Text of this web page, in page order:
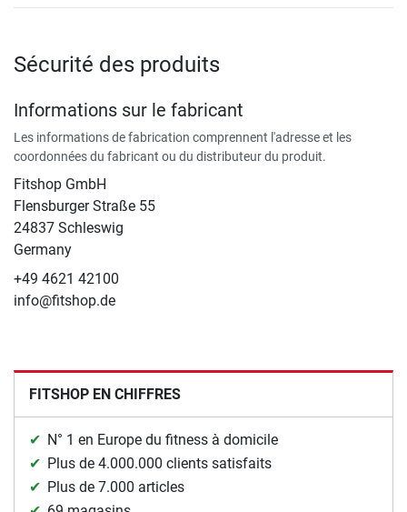
Sécurité des produits
Informations sur le fabricant
Les informations de fabrication comprennent l'adresse et les
coordonnées du fabricant ou du distributeur du produit.
Fitshop GmbH
Flensburger Straße 55
24837 Schleswig
Germany
+49 4621 42100
info@fitshop.de
FITSHOP EN CHIFFRES
N° 1 en Europe du fitness à domicile
Plus de 4.000.000 clients satisfaits
Plus de 7.000 articles